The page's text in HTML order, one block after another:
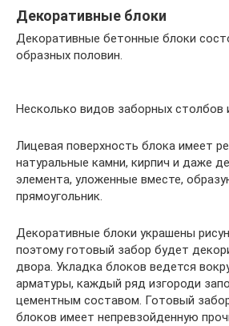
Декоративные блоки
Декоративные бетонные блоки
образных половин.
Несколько видов заборных столбов
Лицевая поверхность блока имеет
натуральные камни, кирпич и даже
элемента, уложенные вместе,
прямоугольник.
Декоративные блоки украшены
поэтому готовый забор будет
двора. Укладка блоков ведется
арматуры, каждый ряд изгороди
цементным составом. Готовый
блоков имеет непревзойденную